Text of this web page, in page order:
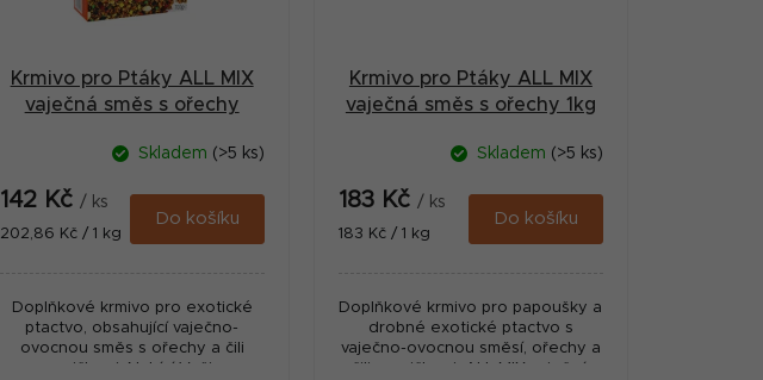
Krmivo pro Ptáky ALL MIX
vaječná směs s ořechy
Skladem (>5 ks)
142 Kč / ks
Měrná
202,86 Kč / 1 kg
Do košíku
Doplňkové krmivo pro exotické
ptactvo, obsahující vaječno-
ovocnou směs s ořechy a čili
Krmivo pro Ptáky ALL MIX
vaječná směs s ořechy 1kg
Skladem (>5 ks)
183 Kč / ks
Měrná
183 Kč / 1 kg
Do košíku
Doplňkové krmivo pro papoušky a
drobné exotické ptactvo s
vaječno-ovocnou směsí, ořechy a